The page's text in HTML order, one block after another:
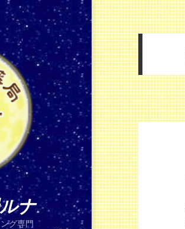
ナ
グ専門